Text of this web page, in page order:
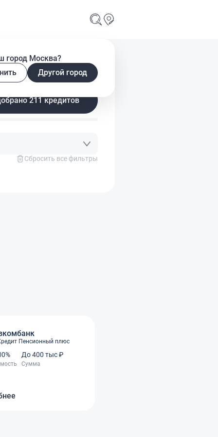
город Москва?
Другой город
Подобрано 211 кредитов
Сбросить все фильтры
Пенсионный плюс
До 400 тыс ₽
Сумма